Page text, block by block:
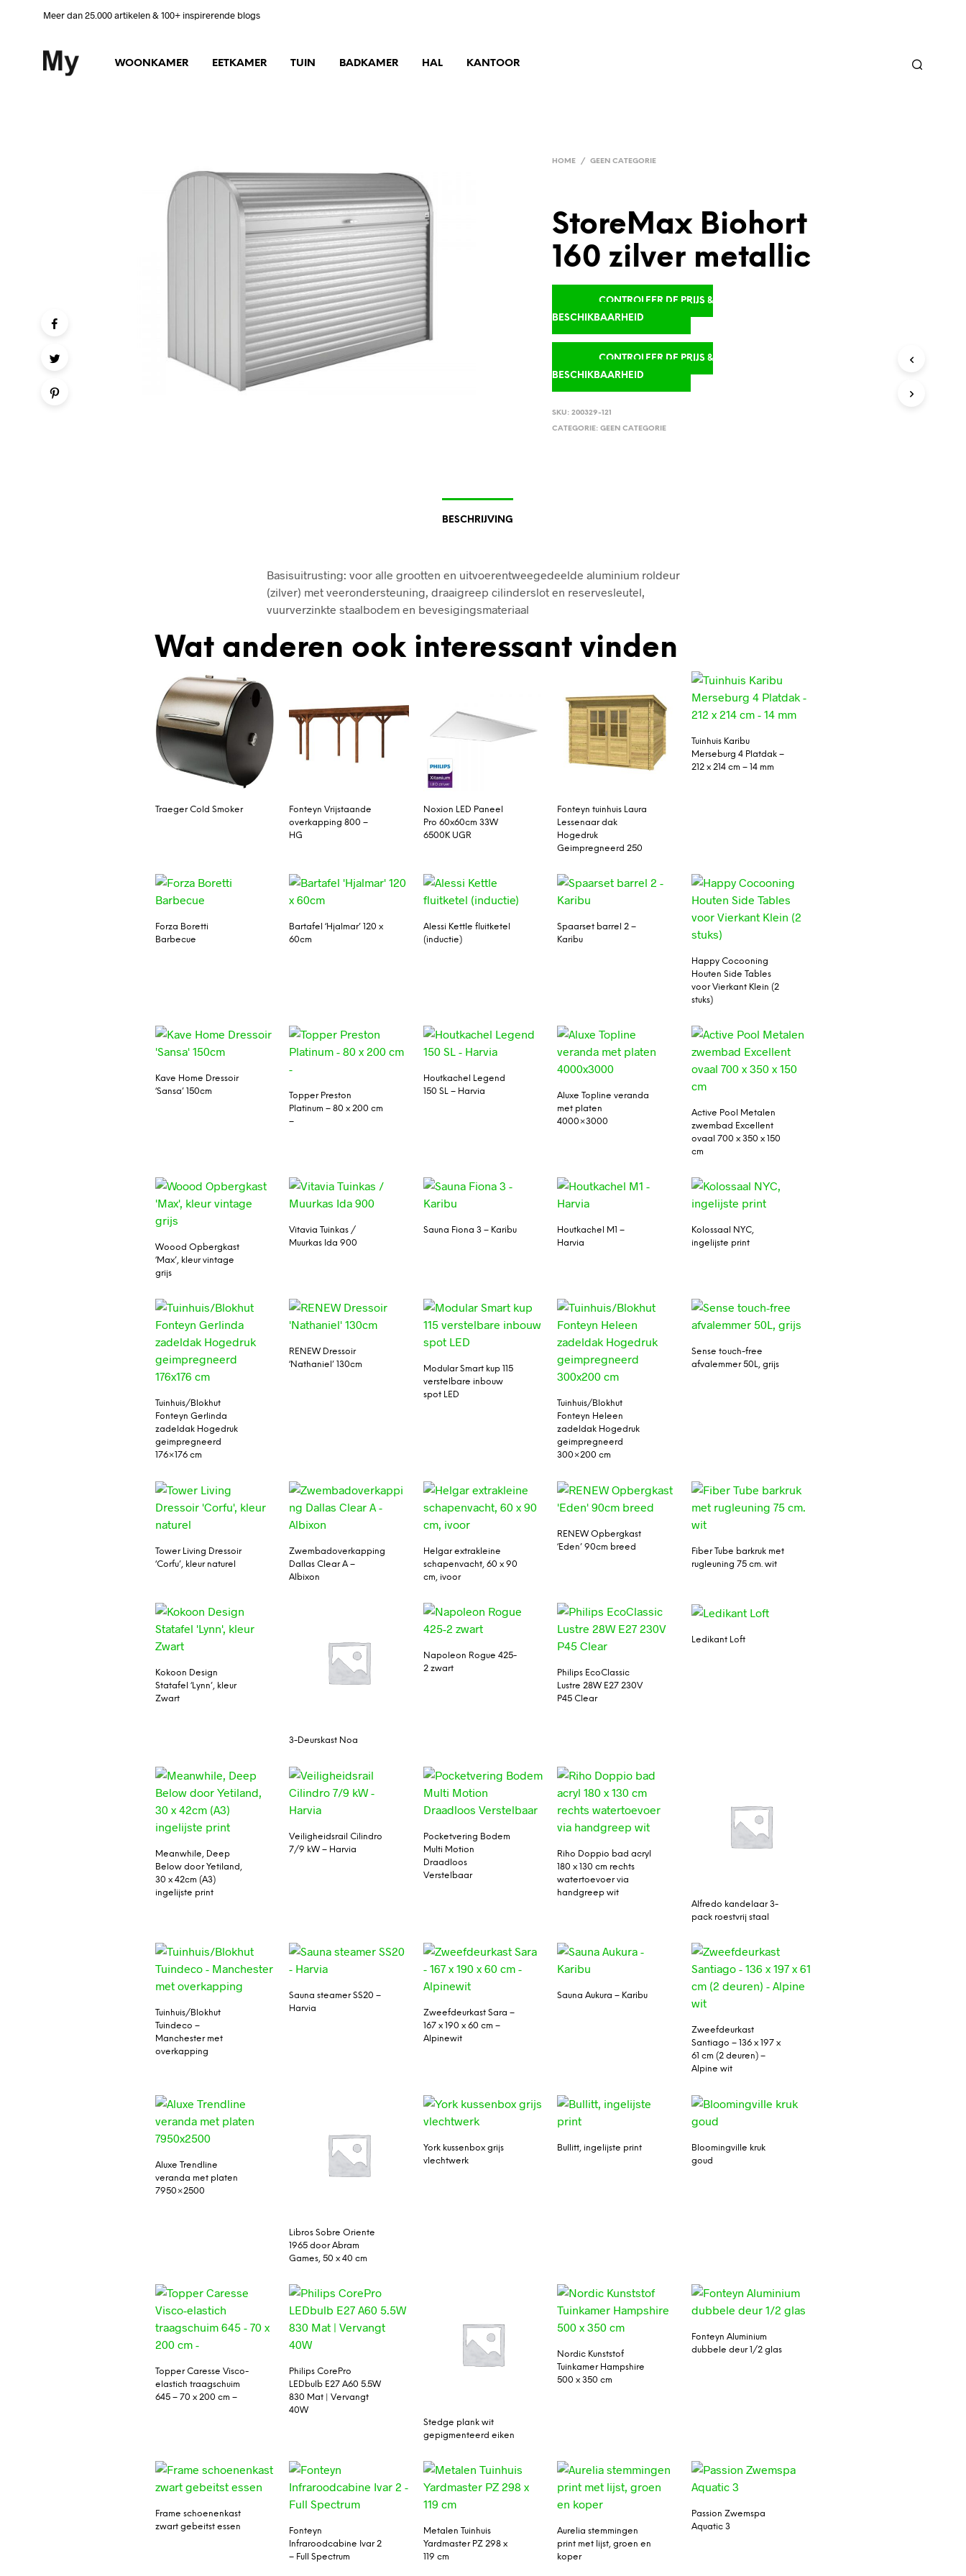
Meer dan 25.000 artikelen & 100+ inspirerende blogs
WOONKAMER EETKAMER TUIN BADKAMER HAL KANTOOR
HOME / GEEN CATEGORIE
StoreMax Biohort
160 zilver metallic
CONTROLEER DE PRIJS &
BESCHIKBAARHEID
CONTROLEER DE PRIJS &
BESCHIKBAARHEID
SKU:200329-121
CATEGORIE:GEEN CATEGORIE
BESCHRIJVING
Basisuitrusting: voor alle grootten en uitvoerentweegedeelde aluminium roldeur
(zilver) met veerondersteuning, draaigreep cilinderslot en reservesleutel,
vuurverzinkte staalbodem en bevesigingsmateriaal
Wat anderen ook interessant vinden
Traeger Cold Smoker
Fonteyn Vrijstaande
overkapping 800 –
HG
Noxion LED Paneel
Pro 60x60cm 33W
6500K UGR
Fonteyn tuinhuis Laura
Lessenaar dak
Hogedruk
Geimpregneerd 250
Tuinhuis Karibu
Merseburg 4 Platdak –
212 x 214 cm – 14 mm
Forza Boretti
Barbecue
Bartafel ‘Hjalmar’ 120 x
60cm
Alessi Kettle fluitketel
(inductie)
Spaarset barrel 2 –
Karibu
Happy Cocooning
Houten Side Tables
voor Vierkant Klein (2
stuks)
Kave Home Dressoir
‘Sansa’ 150cm
Topper Preston
Platinum – 80 x 200 cm
–
Houtkachel Legend
150 SL – Harvia
Aluxe Topline veranda
met platen
4000×3000
Active Pool Metalen
zwembad Excellent
ovaal 700 x 350 x 150
cm
Woood Opbergkast
‘Max’, kleur vintage
grijs
Vitavia Tuinkas /
Muurkas Ida 900
Sauna Fiona 3 – Karibu
Houtkachel M1 –
Harvia
Kolossaal NYC,
ingelijste print
Tuinhuis/Blokhut
Fonteyn Gerlinda
zadeldak Hogedruk
geimpregneerd
176×176 cm
RENEW Dressoir
‘Nathaniel’ 130cm
Modular Smart kup 115
verstelbare inbouw
spot LED
Tuinhuis/Blokhut
Fonteyn Heleen
zadeldak Hogedruk
geimpregneerd
300×200 cm
Sense touch-free
afvalemmer 50L, grijs
Tower Living Dressoir
‘Corfu’, kleur naturel
Zwembadoverkapping
Dallas Clear A –
Albixon
Helgar extrakleine
schapenvacht, 60 x 90
cm, ivoor
RENEW Opbergkast
‘Eden’ 90cm breed
Fiber Tube barkruk met
rugleuning 75 cm. wit
Kokoon Design
Statafel ‘Lynn’, kleur
Zwart
3-Deurskast Noa
Napoleon Rogue 425-
2 zwart
Philips EcoClassic
Lustre 28W E27 230V
P45 Clear
Ledikant Loft
Meanwhile, Deep
Below door Yetiland,
30 x 42cm (A3)
ingelijste print
Veiligheidsrail Cilindro
7/9 kW – Harvia
Pocketvering Bodem
Multi Motion
Draadloos
Verstelbaar
Riho Doppio bad acryl
180 x 130 cm rechts
watertoevoer via
handgreep wit
Alfredo kandelaar 3-
pack roestvrij staal
Tuinhuis/Blokhut
Tuindeco –
Manchester met
overkapping
Sauna steamer SS20 –
Harvia
Zweefdeurkast Sara –
167 x 190 x 60 cm –
Alpinewit
Sauna Aukura – Karibu
Zweefdeurkast
Santiago – 136 x 197 x
61 cm (2 deuren) –
Alpine wit
Aluxe Trendline
veranda met platen
7950×2500
Libros Sobre Oriente
1965 door Abram
Games, 50 x 40 cm
York kussenbox grijs
vlechtwerk
Bullitt, ingelijste print
Bloomingville kruk
goud
Topper Caresse Visco-
elastich traagschuim
645 – 70 x 200 cm –
Philips CorePro
LEDbulb E27 A60 5.5W
830 Mat | Vervangt
40W
Stedge plank wit
gepigmenteerd eiken
Nordic Kunststof
Tuinkamer Hampshire
500 x 350 cm
Fonteyn Aluminium
dubbele deur 1/2 glas
Frame schoenenkast
zwart gebeitst essen
Fonteyn
Infraroodcabine Ivar 2
– Full Spectrum
Metalen Tuinhuis
Yardmaster PZ 298 x
119 cm
Aurelia stemmingen
print met lijst, groen en
koper
Passion Zwemspa
Aquatic 3